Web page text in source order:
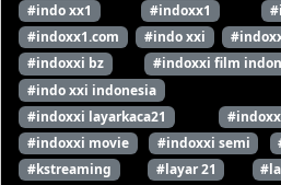
#indo xx1
#indoxx1
#indoxx1.com
#indo xxi
#indoxxi bz
#indoxxi film
#indo xxi indonesia
#indoxxi layarkaca21
#indoxxi movie
#indoxxi semi
#kstreaming
#layar 21